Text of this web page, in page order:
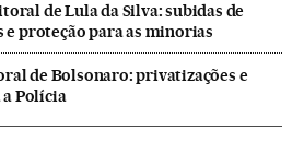
de Lula da Silva: subidas de
proteção para as minorias
de Bolsonaro: privatizações e
Polícia